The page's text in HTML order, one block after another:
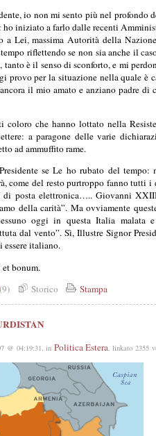
io non mi sento più nel profondo
ho iniziato a farlo dalle recenti
a Lei, massima Autorità della
riflettendo se non sia anche il
è il senso di sconforto, e mi
provo per la situazione nella quale è
il mio amato e anziano padre di
coloro che hanno lottato nella
a paragone delle varie
ad ammuffito rame.
se Le ho rubato del tempo:
come del resto purtroppo fanno tutti i
di posta elettronica….. Giovanni
della carità”. Ma ovviamente
oggi in questa Italia malata
dal vento”. Sì, Illustre Signor
italiano.
bonum.
(9) Storico Stampa
@ 04:19:31, in Politica Estera , linkato 2355